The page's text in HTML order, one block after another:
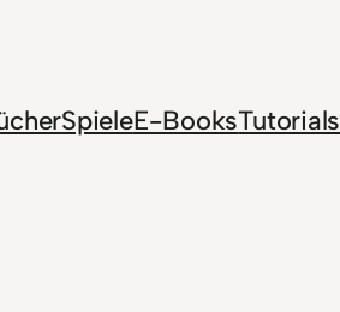
SpieleE-BooksTutorials